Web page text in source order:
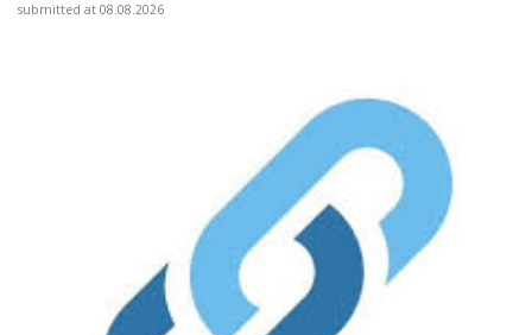
submitted at 08.08.2026